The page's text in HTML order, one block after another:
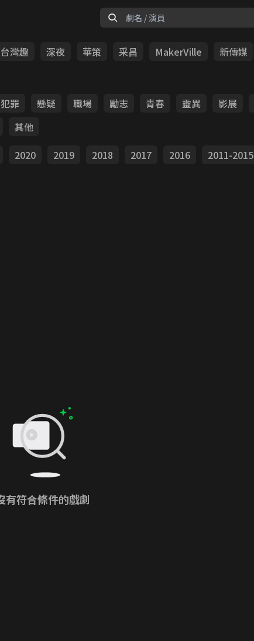
台灣趣 深夜 華策 采昌 MakerVille 新傳媒
犯罪 懸疑 職場 勵志 青春 靈異 影展
其他
2020 2019 2018 2017 2016 2011-2015
有符合條件的戲劇